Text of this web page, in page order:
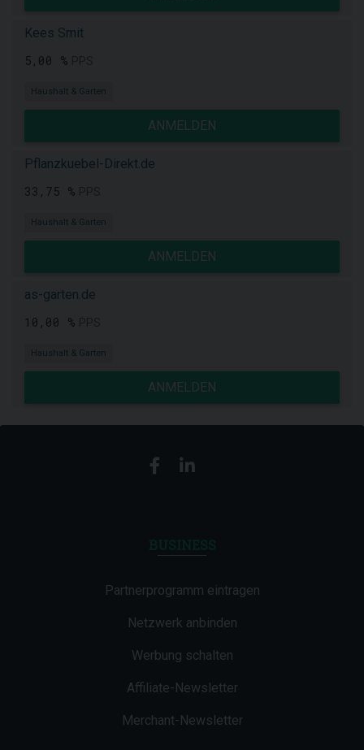
Kees Smit
5,00 %
Haushalt & Garten
ANMELDEN
Pflanzkuebel-Direkt.de
33,75 %
Haushalt & Garten
ANMELDEN
as-garten.de
10,00 %
Haushalt & Garten
ANMELDEN
Partnerprogramm eintragen
Netzwerk anbinden
Werbung schalten
Affiliate-Newsletter
Merchant-Newsletter